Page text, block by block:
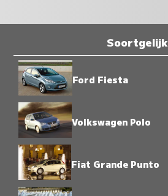
Soortgelijk
Ford Fiesta
Volkswagen Polo
Fiat Grande Punto